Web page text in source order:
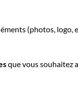
(photos, logo,
que vous souhaitez